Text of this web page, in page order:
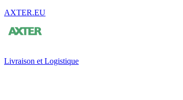
AXTER.EU
Livraison et Logistique